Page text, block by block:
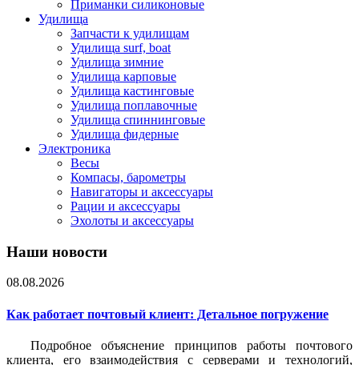
Приманки силиконовые
Удилища
Запчасти к удилищам
Удилища surf, boat
Удилища зимние
Удилища карповые
Удилища кастинговые
Удилища поплавочные
Удилища спиннинговые
Удилища фидерные
Электроника
Весы
Компасы, барометры
Навигаторы и аксессуары
Рации и аксессуары
Эхолоты и аксессуары
Наши новости
08.08.2026
Как работает почтовый клиент: Детальное погружение
Подробное объяснение принципов работы почтового
клиента, его взаимодействия с серверами и технологий,